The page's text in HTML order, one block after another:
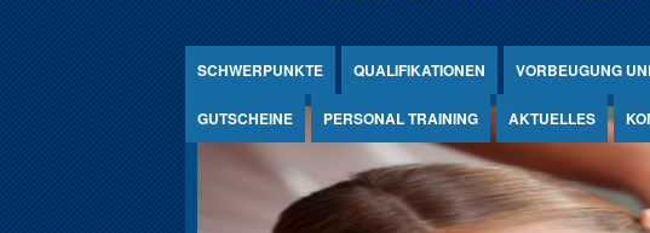
SCHWERPUNKTE QUALIFIKATIONEN VORBEUGUNG
GUTSCHEINE PERSONAL TRAINING AKTUELLES